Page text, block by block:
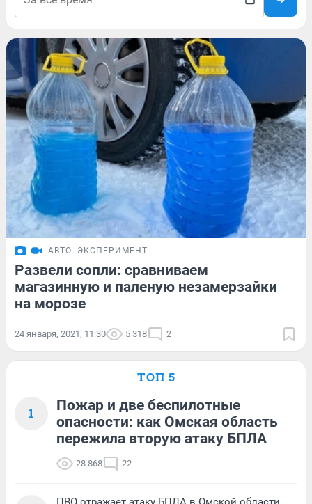
АВТО ЭКСПЕРИМЕНТ
Развели сопли: сравниваем
магазинную и паленую незамерзайки
на морозе
24 января, 2021, 11:30 5 318 2
ТОП 5
1
Пожар и две беспилотные
опасности: как Омская область
пережила вторую атаку БПЛА
28 868 22